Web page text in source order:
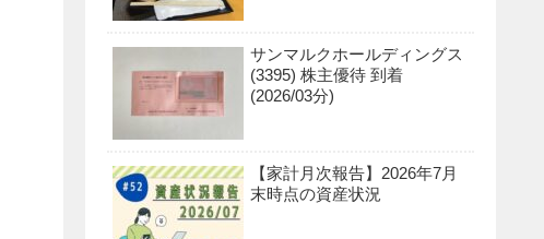
サンマルクホールディングス
(3395) 株主優待 到着
(2026/03分)
【家計月次報告】2026年7月
末時点の資産状況